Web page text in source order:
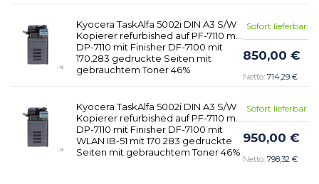
Kyocera TaskAlfa 5002i DIN A3 S/W
Kopierer refurbished auf PF-7110 mit
DP-7110 mit Finisher DF-7100 mit
170.283 gedruckte Seiten mit
gebrauchtem Toner 46%
Sofort lieferbar
850,00 €
714,29 €
Kyocera TaskAlfa 5002i DIN A3 S/W
Kopierer refurbished auf PF-7110 mit
DP-7110 mit Finisher DF-7100 mit
WLAN IB-51 mit 170.283 gedruckte
Seiten mit gebrauchtem Toner 46%
Sofort lieferbar
950,00 €
798,32 €